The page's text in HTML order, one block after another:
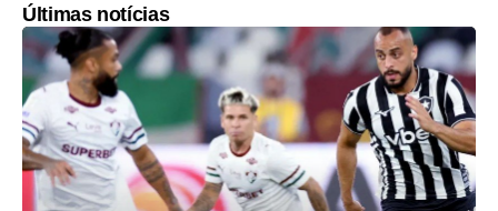
Últimas notícias